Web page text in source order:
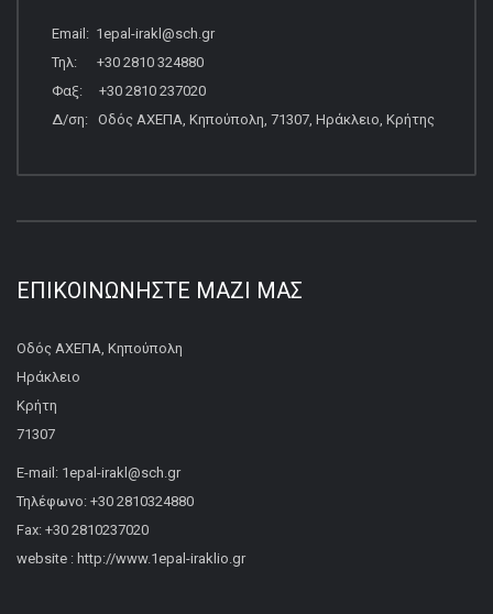
Email: 1epal-irakl@sch.gr
Τηλ: +30 2810 324880
Φαξ: +30 2810 237020
Δ/ση: Οδός ΑΧΕΠΑ, Κηπούπολη, 71307, Ηράκλειο, Κρήτης
ΕΠΙΚΟΙΝΩΝΉΣΤΕ ΜΑΖΊ ΜΑΣ
Οδός ΑΧΕΠΑ, Κηπούπολη
Ηράκλειο
Κρήτη
71307
E-mail: 1epal-irakl@sch.gr
Τηλέφωνο: +30 2810324880
Fax: +30 2810237020
website : http://www.1epal-iraklio.gr